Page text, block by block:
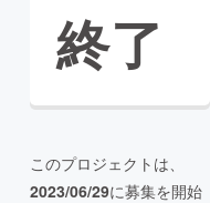
終了
このプロジェクトは、
2023/06/29に募集を開始